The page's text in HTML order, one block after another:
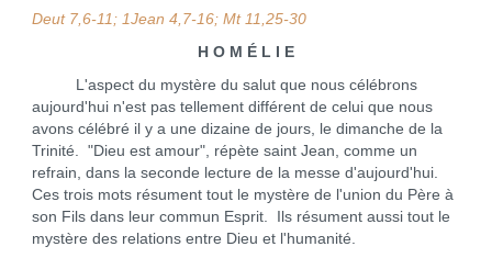
Deut 7,6-11; 1Jean 4,7-16; Mt 11,25-30
H O M É L I E
L'aspect du mystère du salut que nous célébrons
aujourd'hui n'est pas tellement différent de celui que nous
avons célébré il y a une dizaine de jours, le dimanche de la
Trinité. "Dieu est amour", répète saint Jean, comme un
refrain, dans la seconde lecture de la messe d'aujourd'hui.
Ces trois mots résument tout le mystère de l'union du Père à
son Fils dans leur commun Esprit. Ils résument aussi tout le
mystère des relations entre Dieu et l'humanité.